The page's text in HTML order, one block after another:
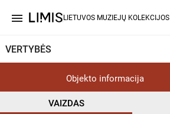
menu LIETUVOS MUZIEJŲ KOLEKCIJOS
VERTYBĖS
Objekto informacija
VAIZDAS
CC BY help_outline